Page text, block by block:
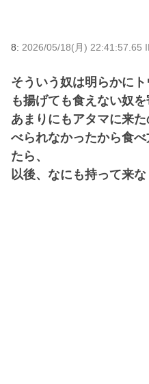
8: 2026/05/18(月) 22:41:57.65
そういう奴は明らかに
も揚げても食えない奴を
あまりにもアタマに来
べられなかったから食
たら、
以後、なにも持って来な